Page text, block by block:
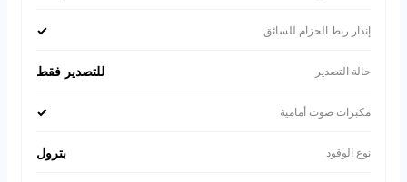
إندار ربط الحزام للسائق ✓
حالة التصدير للتصدير فقط
مكبرات صوت أمامية ✓
نوع الوقود بترول